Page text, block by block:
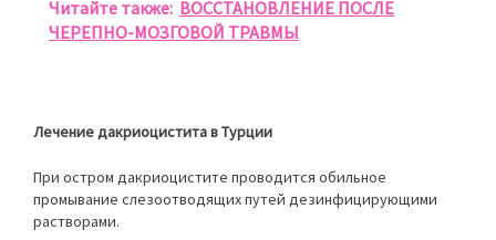
Читайте также: ВОССТАНОВЛЕНИЕ ПОСЛЕ
ЧЕРЕПНО-МОЗГОВОЙ ТРАВМЫ
Лечение дакриоцистита в Турции
При остром дакриоцистите проводится обильное
промывание слезоотводящих путей дезинфицирующими
растворами.